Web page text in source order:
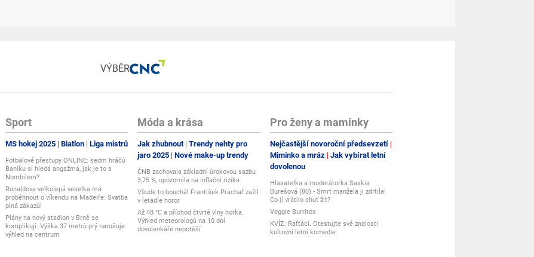
VÝBĚR
Sport
MS hokej 2025 Biatlon Liga mistrů
Fotbalové přestupy ONLINE: sedm hráčů
Baníku si hledá angažmá, jak je to s
Nombilem?
Ronaldova velkolepá veselka má
proběhnout o víkendu na Madeiře: Svatba
plná zákazů!
Plány na nový stadion v Brně se
komplikují. Výška 37 metrů prý narušuje
výhled na centrum
Móda a krása
Jak zhubnout Trendy nehty pro
jaro 2025 Nové make-up trendy
ČNB zachovala základní úrokovou sazbu
3,75 %, upozornila na inflační rizika
Všude to bouchá! František Prachař zažil
v letadle horor
Až 48 °C a příchod čtvrté vlny horka.
Výhled meteorologů na 10 dní
dovolenkáře nepotěší
Pro ženy a maminky
Nejčastější novoroční předsevzetí
Miminko a mráz
Jak vybírat letní
dovolenou
Hlasatelka a moderátorka Saskia
Burešová (80) - Smrt manžela ji zdrtila!
Co jí vrátilo chuť žít?
Veggie Burritos
KVÍZ: Rafťáci. Otestujte své znalosti
kultovní letní komedie